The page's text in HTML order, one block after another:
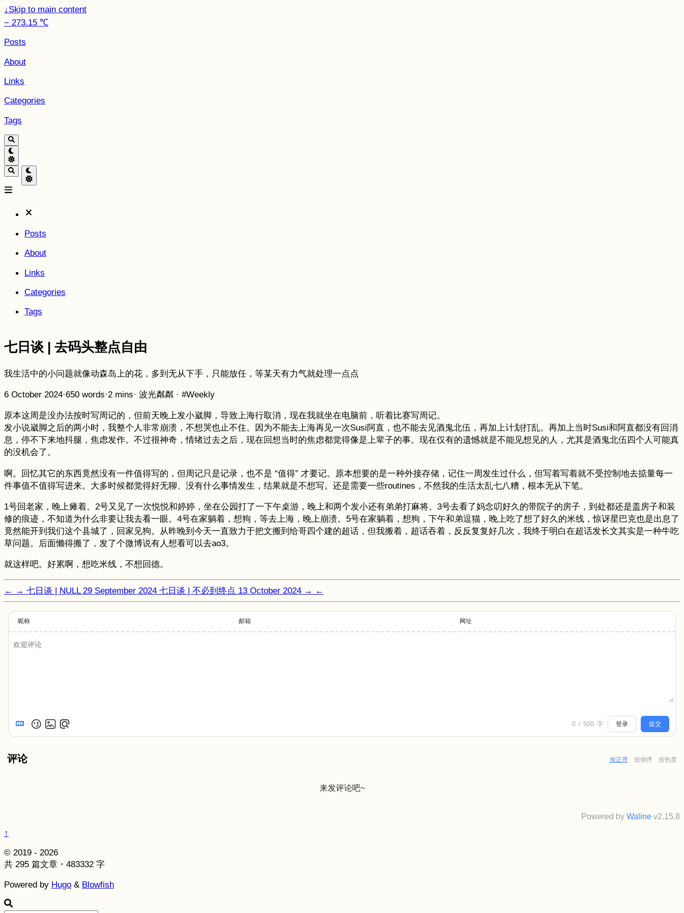
↓Skip to main content
− 273.15 ℃
Posts
About
Links
Categories
Tags
Posts
About
Links
Categories
Tags
七日谈 | 去码头整点自由
我生活中的小问题就像动森岛上的花，多到无从下手，只能放任，等某天有力气就处理一点点
6 October 2024·650 words·2 mins· 波光粼粼 · #Weekly
原本这周是没办法按时写周记的，但前天晚上发小崴脚，导致上海行取消，现在我就坐在电脑前，听着比赛写周记。
发小说崴脚之后的两小时，我整个人非常崩溃，不想哭也止不住。因为不能去上海再见一次Susi阿直，也不能去见酒鬼北伍，再加上计划打乱。再加上当时Susi和阿直都没有回消
息，停不下来地抖腿，焦虑发作。不过很神奇，情绪过去之后，现在回想当时的焦虑都觉得像是上辈子的事。现在仅有的遗憾就是不能见想见的人，尤其是酒鬼北伍四个人可能真
的没机会了。
啊。回忆其它的东西竟然没有一件值得写的，但周记只是记录，也不是 “值得” 才要记。原本想要的是一种外接存储，记住一周发生过什么，但写着写着就不受控制地去掂量每一
件事值不值得写进来。大多时候都觉得好无聊、没有什么事情发生，结果就是不想写。还是需要一些routines，不然我的生活太乱七八糟，根本无从下笔。
1号回老家，晚上瘫着。2号又见了一次悦悦和婷婷，坐在公园打了一下午桌游，晚上和两个发小还有弟弟打麻将。3号去看了妈念叨好久的带院子的房子，到处都还是盖房子和装
修的痕迹，不知道为什么非要让我去看一眼。4号在家躺着，想狗，等去上海，晚上崩溃。5号在家躺着，想狗，下午和弟逗猫，晚上吃了想了好久的米线，惊讶星巴克也是出息了
竟然能开到我们这个县城了，回家见狗。从昨晚到今天一直致力于把文搬到给哥四个建的超话，但我搬着，超话吞着，反反复复好几次，我终于明白在超话发长文其实是一种牛吃
草问题。后面懒得搬了，发了个微博说有人想看可以去ao3。
就这样吧。好累啊，想吃米线，不想回德。
← → 七日谈 | NULL 29 September 2024 七日谈 | 不必到终点 13 October 2024 → ←
昵称 邮箱 网址
0 / 500 字 登录 提交
评论 按正序 按倒序 按热度
来发评论吧~
Powered by Waline v2.15.8
↑
© 2019 - 2026
共 295 篇文章・483332 字
Powered by Hugo & Blowfish